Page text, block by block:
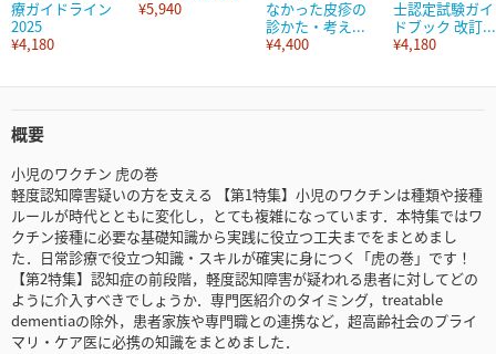
療ガイドライン
2025
¥4,180
¥5,940
なかった皮疹の
診かた・考え...
¥4,400
士認定試験ガイ
ドブック 改訂...
¥4,180
概要
小児のワクチン 虎の巻
軽度認知障害疑いの方を支える 【第1特集】小児のワクチンは種類や接種
ルールが時代とともに変化し，とても複雑になっています．本特集ではワ
クチン接種に必要な基礎知識から実践に役立つ工夫までをまとめまし
た．日常診療で役立つ知識・スキルが確実に身につく「虎の巻」です！
【第2特集】認知症の前段階，軽度認知障害が疑われる患者に対してどの
ように介入すべきでしょうか．専門医紹介のタイミング，treatable
dementiaの除外，患者家族や専門職との連携など，超高齢社会のプライ
マリ・ケア医に必携の知識をまとめました．